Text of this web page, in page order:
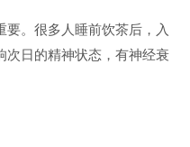
。很多人睡前饮茶后，入
次日的精神状态，有神经衰